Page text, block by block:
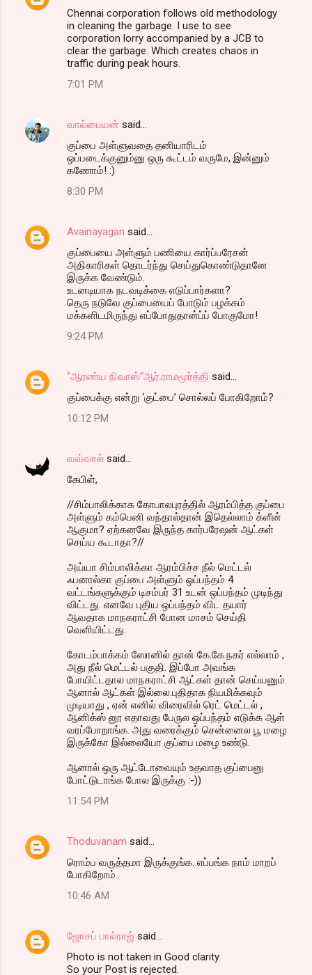
Chennai corporation follows old methodology
in cleaning the garbage. I use to see
corporation lorry accompanied by a JCB to
clear the garbage. Which creates chaos in
traffic during peak hours.
7:01 PM
வால்பையன் said…
குப்பை அள்ளுவதை தனியாரிடம்
ஒப்படைக்குனும்னு ஒரு கூட்டம் வருமே, இன்னும்
கணோம்! :)
8:30 PM
Avainayagan said…
குப்பையை அள்ளும் பணியை கார்ப்பரேசன்
அதிகாரிகள் தொடர்ந்து செய்துகொண்டுதானே
இருக்க வேண்டும்.
உடனடியாக நடவடிக்கை எடுப்பார்களா?
தெரு நடுவே குப்பையைப் போடும் பழக்கம்
மக்களிடமிருந்து எப்போதுதான்ப்ப் போகுமோ!
9:24 PM
”ஆரண்ய நிவாஸ்”ஆர்.ராமமூர்த்தி said…
குப்பைக்கு என்று ‘குட்பை’ சொல்லப் போகிறோம்?
10:12 PM
வவ்வால் said…
கேபிள்,
//சிம்பாலிக்காக கோபாலபுரத்தில் ஆரம்பித்த குப்பை
அள்ளும் கம்பெனி வந்தால்தான் இதெல்லாம் க்ளீன்
ஆகுமா? ஏற்கனவே இருந்த கார்பரேஷன் ஆட்கள்
செய்ய கூடாதா?//
அய்யா சிம்பாலிக்கா ஆரம்பிச்ச நீல் மெட்டல்
ஃபனால்கா குப்பை அள்ளும் ஒப்பந்தம் 4
வட்டங்களுக்கும் டிசம்பர் 31 உடன் ஒப்பந்தம் முடிந்து
விட்டது. எனவே புதிய ஒப்பந்தம் விட தயார்
ஆவதாக மாநகராட்சி போன மாசம் செய்தி
வெளியிட்டது.
கோடம்பாக்கம் ஸோனில் தான் கே.கே.நகர் எல்லாம் ,
அது நீல் மெட்டல் பகுதி. இப்போ அவங்க
போயிட்டதால மாநகராட்சி ஆட்கள் தான் செய்யனும்.
ஆனால் ஆட்கள் இல்லை.புதிதாக நியமிக்கவும்
முடியாது , ஏன் எனில் விரைவில் ரெட் மெட்டல் ,
ஆனிக்ஸ் னூ எதாவது பேருல ஒப்பந்தம் எடுக்க ஆள்
வரப்போறாங்க. அது வரைக்கும் சென்னைல பூ மழை
இருக்கோ இல்லையோ குப்பை மழை உண்டு.
ஆனால் ஒரு ஆட்டோவையும் உதவாத குப்பைனு
போட்டுடாங்க போல இருக்கு :-))
11:54 PM
Thoduvanam said…
ரொம்ப வருத்தமா இருக்குங்க. எப்பங்க நாம் மாறப்
போகிறோம்..
10:46 AM
ஜோசப் பால்ராஜ் said…
Photo is not taken in Good clarity.
So your Post is rejected.